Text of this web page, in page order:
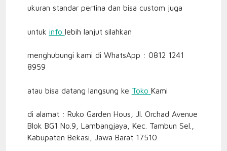
ukuran standar pertina dan bisa custom juga
untuk info lebih lanjut silahkan
menghubungi kami di WhatsApp : 0812 1241
8959
atau bisa datang langsung ke Toko Kami
di alamat : Ruko Garden Hous, Jl. Orchad Avenue
Blok BG1 No.9, Lambangjaya, Kec. Tambun Sel.,
Kabupaten Bekasi, Jawa Barat 17510